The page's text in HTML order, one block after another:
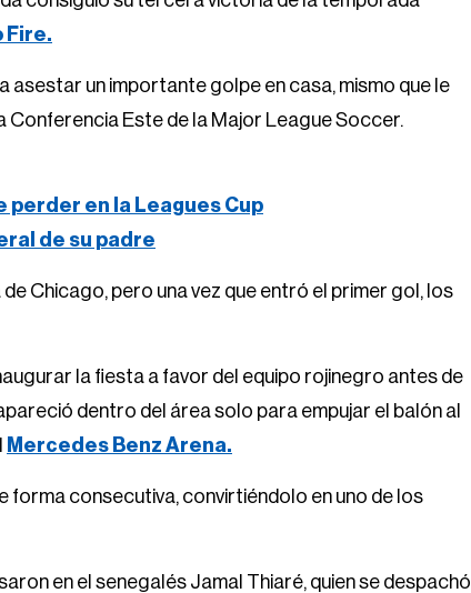
Fire.
asestar un importante golpe en casa, mismo que le
Este de la Major League Soccer.
perder en la Leagues Cup
de su padre
Chicago, pero una vez que entró el primer gol, los
la fiesta a favor del equipo rojinegro antes de
dentro del área solo para empujar el balón al
Mercedes Benz Arena.
forma consecutiva, convirtiéndolo en uno de los
en el senegalés Jamal Thiaré, quien se despachó